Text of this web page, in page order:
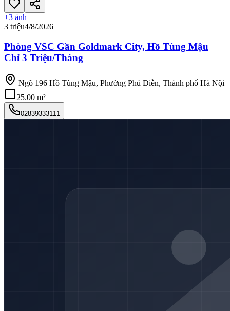
+3 ảnh
3 triệu4/8/2026
Phòng VSC Gần Goldmark City, Hồ Tùng Mậu
Chỉ 3 Triệu/Tháng
Ngõ 196 Hồ Tùng Mậu, Phường Phú Diễn, Thành phố Hà Nội
25.00 m²
02839333111